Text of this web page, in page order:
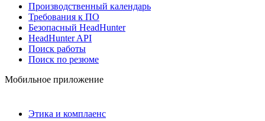
Производственный календарь
Требования к ПО
Безопасный HeadHunter
HeadHunter API
Поиск работы
Поиск по резюме
Мобильное приложение
Этика и комплаенс